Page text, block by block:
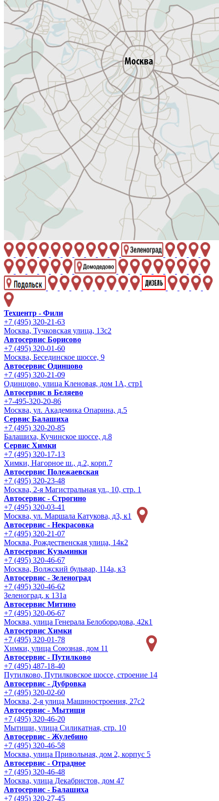
Техцентр - Фили
+7 (495) 320-21-63
Москва, Тучковская улица, 13с2
Автосервис Борисово
+7 (495) 320-01-60
Москва, Бесединское шоссе, 9
Автосервис Одинцово
+7 (495) 320-21-09
Одинцово, улица Кленовая, дом 1А, стр1
Автосервис в Беляево
+7-495-320-20-86
Москва, ул. Академика Опарина, д.5
Сервис Балашиха
+7 (495) 320-20-85
Балашиха, Кучинское шоссе, д.8
Сервис Химки
+7 (495) 320-17-13
Химки, Нагорное ш., д.2, корп.7
Автосервис Полежаевская
+7 (495) 320-23-48
Москва, 2-я Магистральная ул., 10, стр. 1
Автосервис - Строгино
+7 (495) 320-03-41
Москва, ул. Маршала Катукова, д3, к1
Автосервис - Некрасовка
+7 (495) 320-21-07
Москва, Рождественская улица, 14к2
Автосервис Кузьминки
+7 (495) 320-46-67
Москва, Волжский бульвар, 114а, к3
Автосервис - Зеленоград
+7 (495) 320-46-62
Зеленоград, к 131а
Автосервис Митино
+7 (495) 320-06-67
Москва, улица Генерала Белобородова, 42к1
Автосервис Химки
+7 (495) 320-01-78
Химки, улица Союзная, дом 11
Автосервис - Путилково
+7 (495) 487-18-40
Путилково, Путилковское шоссе, строение 14
Автосервис - Дубровка
+7 (495) 320-02-60
Москва, 2-я улица Машиностроения, 27с2
Автосервис - Мытищи
+7 (495) 320-46-20
Мытищи, улица Силикатная, стр. 10
Автосервис - Жулебино
+7 (495) 320-46-58
Москва, улица Привольная, дом 2, корпус 5
Автосервис - Отрадное
+7 (495) 320-46-48
Москва, улица Декабристов, дом 47
Автосервис - Балашиха
+7 (495) 320-27-45